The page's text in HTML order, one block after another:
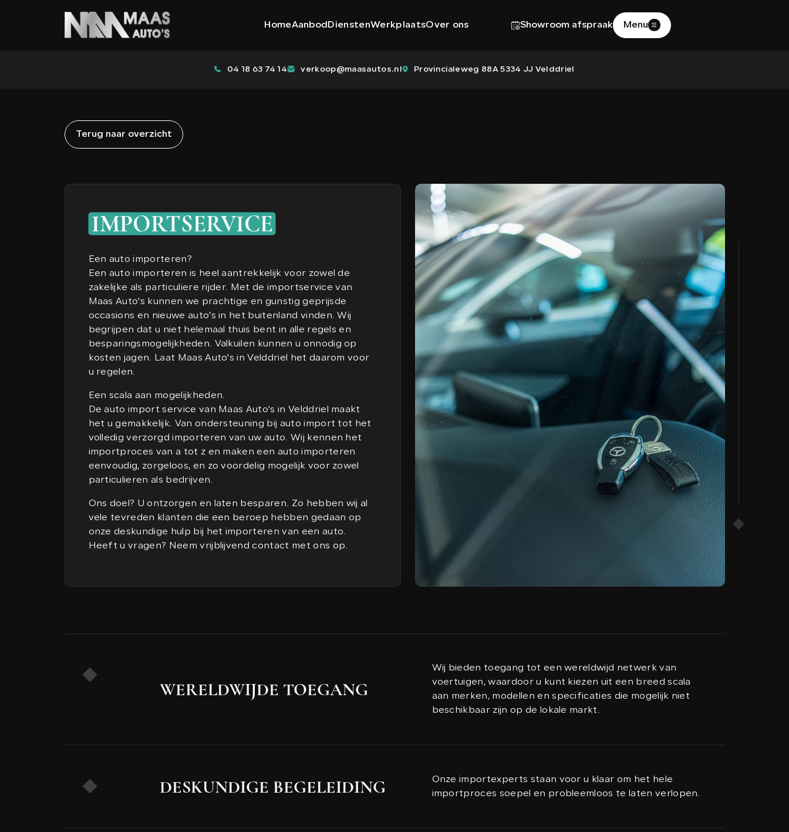
HomeAanbod DienstenWerkplaatsOver ons Showroom afspraak Menu
04 18 63 74 14 verkoop@maasautos.nl Provincialeweg 88A 5334 JJ Velddriel
WERKPLAATS
OVER ONS
VERKOCHT
CONTACT
Terug naar overzicht
IMPORTSERVICE
Een auto importeren?
Een auto importeren is heel aantrekkelijk voor zowel de
zakelijke als particuliere rijder. Met de importservice van
Maas Auto's kunnen we prachtige en gunstig geprijsde
occasions en nieuwe auto’s in het buitenland vinden. Wij
begrijpen dat u niet helemaal thuis bent in alle regels en
besparingsmogelijkheden. Valkuilen kunnen u onnodig op
kosten jagen. Laat Maas Auto's in Velddriel het daarom voor
u regelen.
Een scala aan mogelijkheden.
De auto import service van Maas Auto's in Velddriel maakt
het u gemakkelijk. Van ondersteuning bij auto import tot het
volledig verzorgd importeren van uw auto. Wij kennen het
importproces van a tot z en maken een auto importeren
eenvoudig, zorgeloos, en zo voordelig mogelijk voor zowel
particulieren als bedrijven.
Ons doel? U ontzorgen en laten besparen. Zo hebben wij al
vele tevreden klanten die een beroep hebben gedaan op
onze deskundige hulp bij het importeren van een auto.
Heeft u vragen? Neem vrijblijvend contact met ons op.
WERELDWIJDE TOEGANG
Wij bieden toegang tot een wereldwijd netwerk van
voertuigen, waardoor u kunt kiezen uit een breed scala
aan merken, modellen en specificaties die mogelijk niet
beschikbaar zijn op de lokale markt.
DESKUNDIGE BEGELEIDING
Onze importexperts staan voor u klaar om het hele
importproces soepel en probleemloos te laten verlopen.